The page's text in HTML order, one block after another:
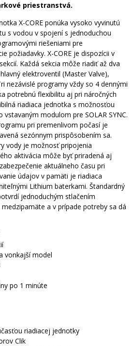
priestranstvá.
X-CORE ponúka vysoko vyvinutú
s vodou v spojení s jednoduchou
riešeniami pre
požiadavky. X-CORE je dispozícii v
Každá sekcia môže riadiť až dva
elektroventil (Master Valve),
nezávislé programy vždy so 4 dennými
potrebnú flexibilitu aj pri náročných
riadiaca jednotka s možnosťou
modulom pre SOLAR SYNC.
pri premenlivom počasí je
sezónnym prispôsobením sa.
vody je možnosť pripojenia
aktivácia môže byť priradená aj
aktuálneho času pri
údajov v pamäti je riadiaca
Lithium baterkami. Štandardný
jednoduchým stlačením
a v prípade potreby sa dá
vonkajší model
po 1 minúte
riadiacej jednotky
Clik